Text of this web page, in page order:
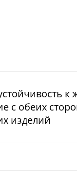
к
с обеих
изделий